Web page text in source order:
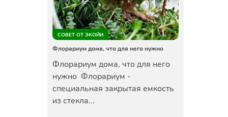
СОВЕТ ОТ ЭКОЙИ
Флорариум дома, что для него нужно
Флорариум дома, что для него
нужно Флорариум -
специальная закрытая емкость
из стекла...